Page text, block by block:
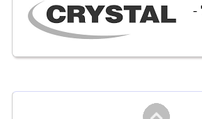
-